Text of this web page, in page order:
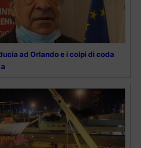
ad Orlando e i colpi di coda